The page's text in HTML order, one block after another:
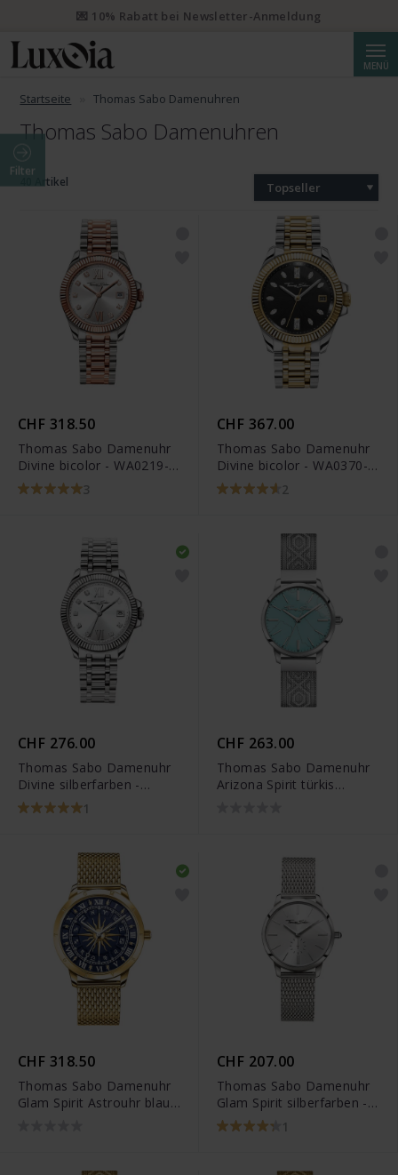
MENÜ
Startseite Thomas Sabo Damenuhren
Thomas Sabo Damenuhren
Filter
40 Artikel Topseller
CHF 318.50
Thomas Sabo Damenuhr
Divine bicolor - WA0219-
272-201
3
CHF 367.00
Thomas Sabo Damenuhr
Divine bicolor - WA0370-
291-203
2
CHF 276.00
Thomas Sabo Damenuhr
Divine silberfarben -
WA0252-201-201
1
CHF 263.00
Thomas Sabo Damenuhr
Arizona Spirit türkis
CHF 318.50
Thomas Sabo Damenuhr
Glam Spirit Astrouhr blau
CHF 207.00
Thomas Sabo Damenuhr
Glam Spirit silberfarben -
WA0248-201-201
1
💌 10% Rabatt bei Newsletter-Anmeldung